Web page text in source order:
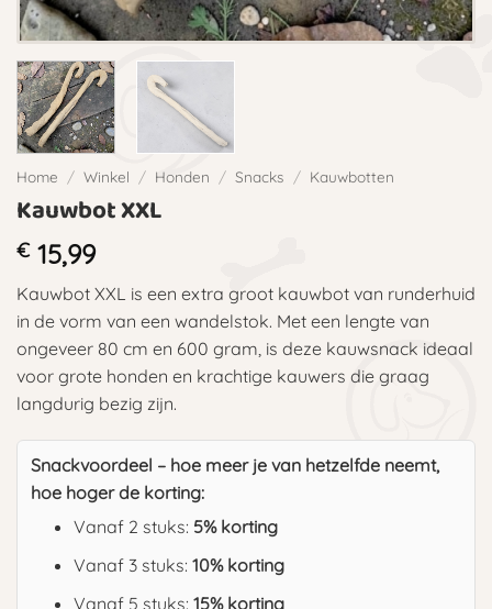
Home / Winkel / Honden / Snacks / Kauwbotten
Kauwbot XXL
€15,99
Kauwbot XXL is een extra groot kauwbot van runderhuid
in de vorm van een wandelstok. Met een lengte van
ongeveer 80 cm en 600 gram, is deze kauwsnack ideaal
voor grote honden en krachtige kauwers die graag
langdurig bezig zijn.
Snackvoordeel – hoe meer je van hetzelfde neemt,
hoe hoger de korting:
Vanaf 2 stuks: 5% korting
Vanaf 3 stuks: 10% korting
Vanaf 5 stuks: 15% korting